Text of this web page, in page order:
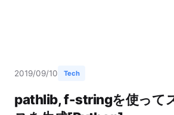
2019/09/10 Tech
pathlib, f-stringを使って